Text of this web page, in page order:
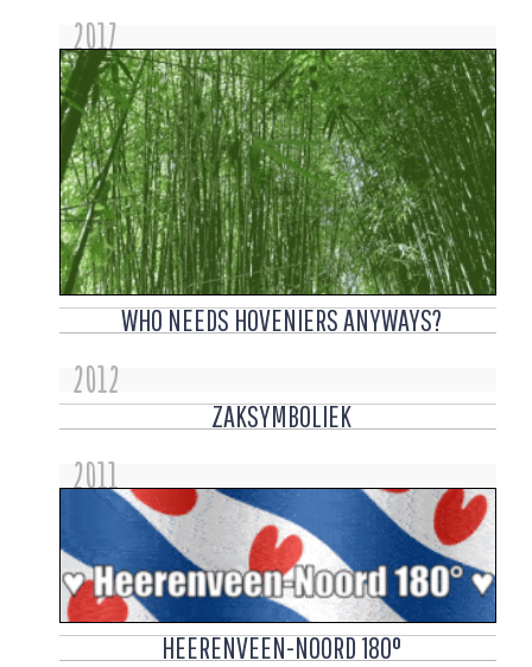
2017
WHO NEEDS HOVENIERS ANYWAYS?
2012
ZAKSYMBOLIEK
2011
HEERENVEEN-NOORD 180°